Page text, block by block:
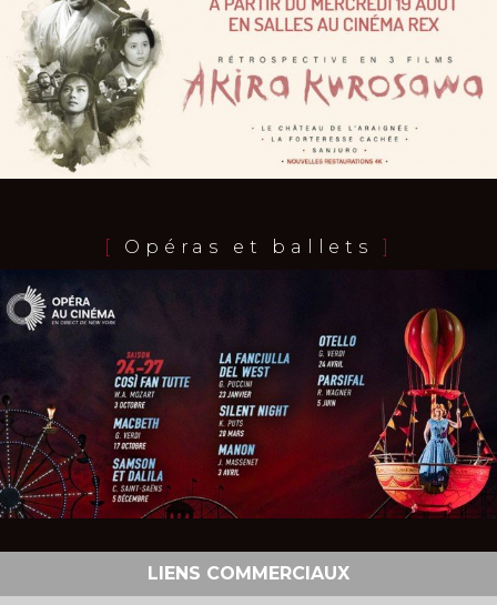
[ Opéras et ballets ]
LIENS COMMERCIAUX